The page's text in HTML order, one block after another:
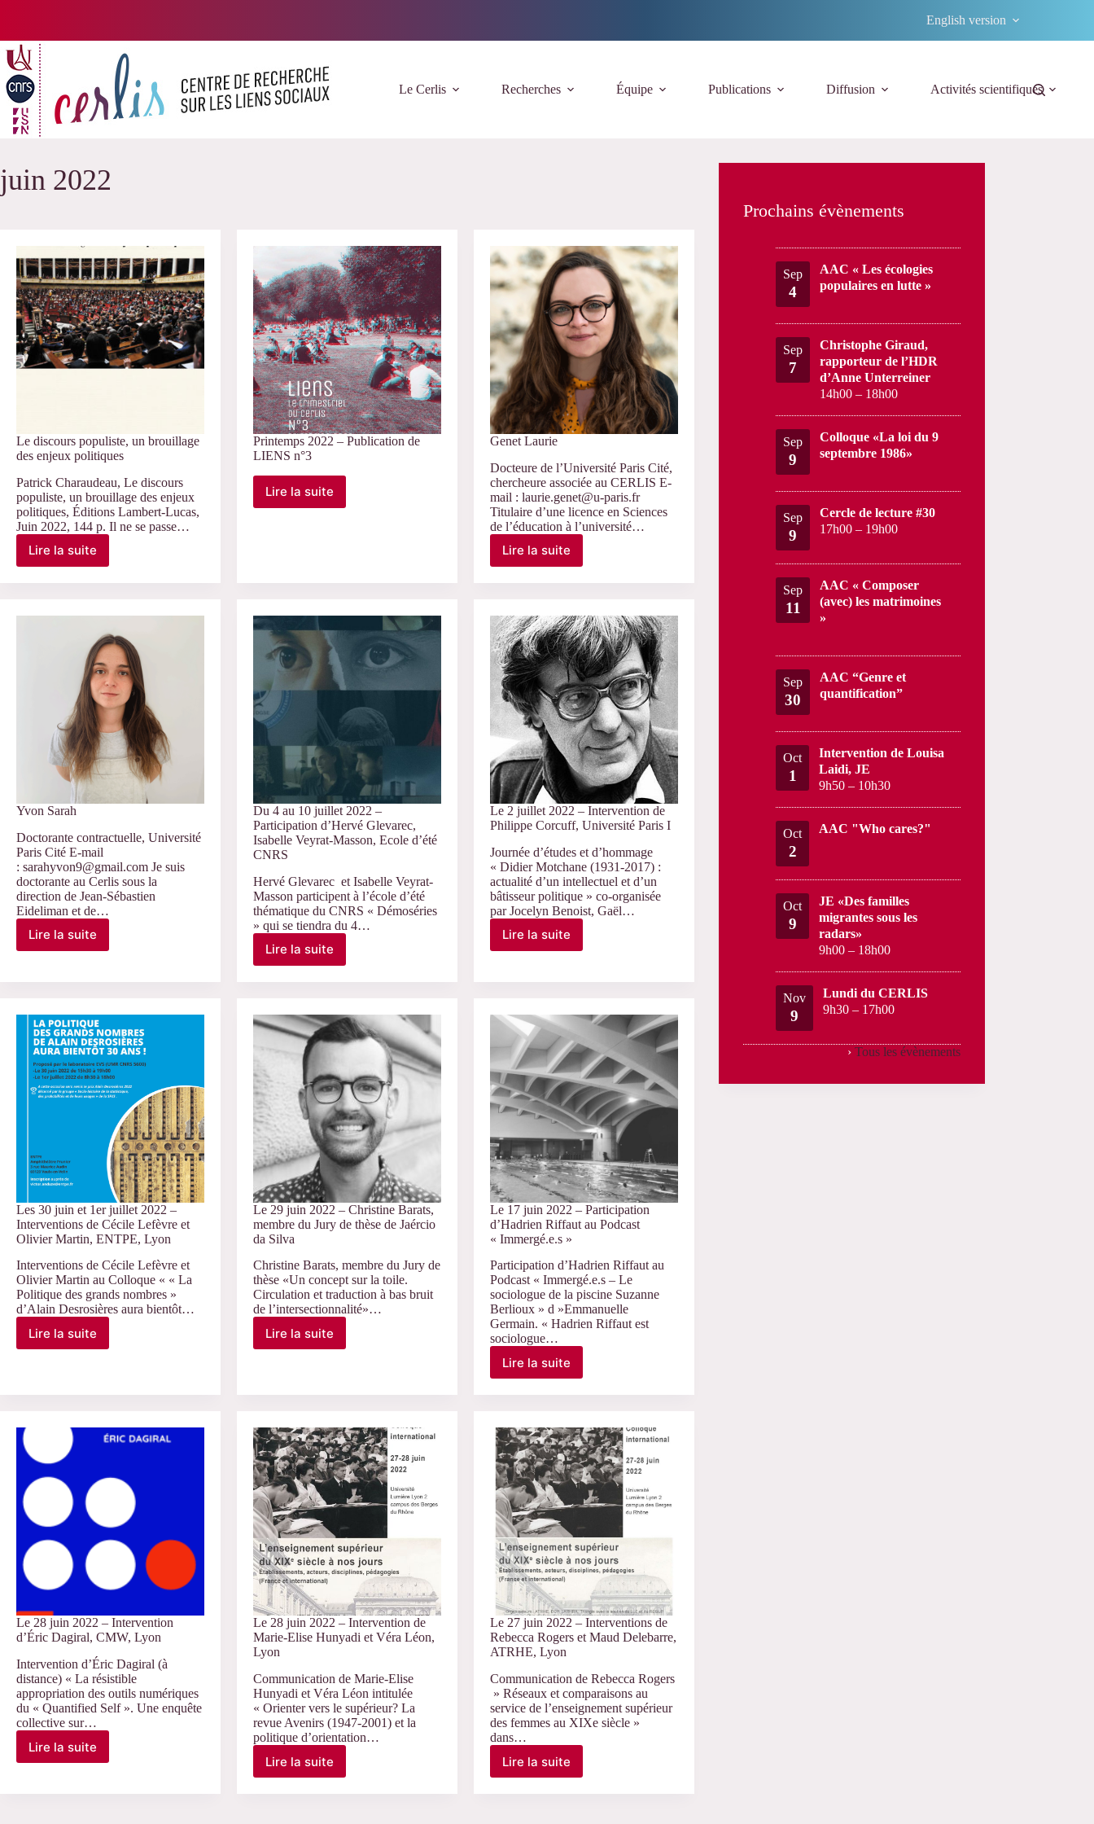
English version
Le Cerlis Recherches Équipe Publications Diffusion Activités scientifiques
juin 2022
Le discours populiste, un brouillage
des enjeux politiques
Patrick Charaudeau, Le discours
populiste, un brouillage des enjeux
politiques, Éditions Lambert-Lucas,
Juin 2022, 144 p. Il ne se passe…
Lire la suite
Le
brouillage
enjeux
politiques
Printemps 2022 – Publication de
LIENS n°3
Lire la suite
Printemps
Genet Laurie
Docteure de l’Université Paris Cité,
chercheure associée au CERLIS E-
mail : laurie.genet@u-paris.fr
Titulaire d’une licence en Sciences
de l’éducation à l’université…
Lire la suite
Genet
Yvon Sarah
Doctorante contractuelle, Université
Paris Cité E-mail
: sarahyvon9@gmail.com Je suis
doctorante au Cerlis sous la
direction de Jean-Sébastien
Eideliman et de…
Lire la suite
Yvon
Sarah
Du 4 au 10 juillet 2022 –
Participation d’Hervé Glevarec,
Isabelle Veyrat-Masson, Ecole d’été
CNRS
Hervé Glevarec et Isabelle Veyrat-
Masson participent à l’école d’été
thématique du CNRS « Démoséries
» qui se tiendra du 4…
Lire la suite
Du
4
juillet
2022
–
Participation
d’Hervé
Glevarec,
Isabelle
Veyrat-
Masson,
Ecole
d’été
CNRS
Le 2 juillet 2022 – Intervention de
Philippe Corcuff, Université Paris I
Journée d’études et d’hommage
« Didier Motchane (1931-2017) :
actualité d’un intellectuel et d’un
bâtisseur politique » co-organisée
par Jocelyn Benoist, Gaël…
Lire la suite
Le
2
Intervention
de
Philippe
Corcuff,
Université
Paris
I
Les 30 juin et 1er juillet 2022 –
Interventions de Cécile Lefèvre et
Olivier Martin, ENTPE, Lyon
Interventions de Cécile Lefèvre et
Olivier Martin au Colloque « « La
Politique des grands nombres »
d’Alain Desrosières aura bientôt…
Lire la suite
Les
2022
Interventions
de
Cécile
Lefèvre
et
Olivier
Martin,
ENTPE,
Lyon
Le 29 juin 2022 – Christine Barats,
membre du Jury de thèse de Jaércio
da Silva
Christine Barats, membre du Jury de
thèse «Un concept sur la toile.
Circulation et traduction à bas bruit
de l’intersectionnalité»…
Lire la suite
Le
Barats,
membre
du
Jury
de
thèse
de
Jaércio
da
Silva
Le 17 juin 2022 – Participation
d’Hadrien Riffaut au Podcast
« Immergé.e.s »
Participation d’Hadrien Riffaut au
Podcast « Immergé.e.s – Le
sociologue de la piscine Suzanne
Berlioux » d »Emmanuelle
Germain. « Hadrien Riffaut est
sociologue…
Lire la suite
Le
–
Participation
d’Hadrien
Riffaut
au
Podcast
« Immergé.e.s »
Le 28 juin 2022 – Intervention
d’Éric Dagiral, CMW, Lyon
Intervention d’Éric Dagiral (à
distance) « La résistible
appropriation des outils numériques
du « Quantified Self ». Une enquête
collective sur…
Lire la suite
Le
Le 28 juin 2022 – Intervention de
Marie-Elise Hunyadi et Véra Léon,
Lyon
Communication de Marie-Elise
Hunyadi et Véra Léon intitulée
« Orienter vers le supérieur? La
revue Avenirs (1947-2001) et la
politique d’orientation…
Lire la suite
Le
Le 27 juin 2022 – Interventions de
Rebecca Rogers et Maud Delebarre,
ATRHE, Lyon
Communication de Rebecca Rogers
» Réseaux et comparaisons au
service de l’enseignement supérieur
des femmes au XIXe siècle »
dans…
Lire la suite
Le
Prochains évènements
Sep
4
AAC « Les écologies
populaires en lutte »
Sep
7
Christophe Giraud,
rapporteur de l’HDR
d’Anne Unterreiner
14h00 – 18h00
Sep
9
Colloque «La loi du 9
septembre 1986»
Sep
9
Cercle de lecture #30
17h00 – 19h00
Sep
11
AAC « Composer
(avec) les matrimoines
»
Sep
30
AAC “Genre et
quantification”
Oct
1
Intervention de Louisa
Laidi, JE
9h50 – 10h30
Oct
2
AAC "Who cares?"
Oct
9
JE «Des familles
migrantes sous les
radars»
9h00 – 18h00
Nov
9
Lundi du CERLIS
9h30 – 17h00
› Tous les évènements